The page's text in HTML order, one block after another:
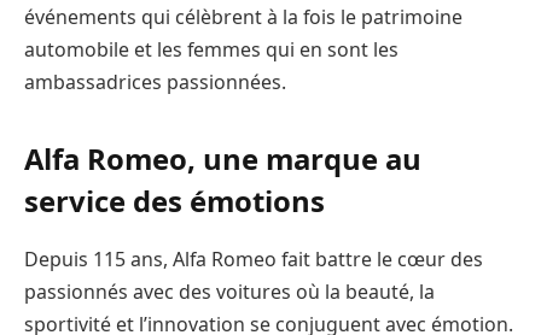
événements qui célèbrent à la fois le patrimoine
automobile et les femmes qui en sont les
ambassadrices passionnées.
Alfa Romeo, une marque au
service des émotions
Depuis 115 ans, Alfa Romeo fait battre le cœur des
passionnés avec des voitures où la beauté, la
sportivité et l’innovation se conjuguent avec émotion.